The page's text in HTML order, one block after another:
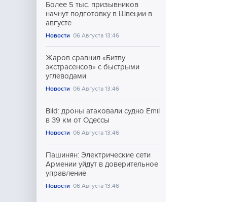
Более 5 тыс. призывников
начнут подготовку в Швеции в
августе
Новости 06 Августа 13:46
Жаров сравнил «Битву
экстрасенсов» с быстрыми
углеводами
Новости 06 Августа 13:46
Bild: дроны атаковали судно Emil
в 39 км от Одессы
Новости 06 Августа 13:46
Пашинян: Электрические сети
Армении уйдут в доверительное
управление
Новости 06 Августа 13:46